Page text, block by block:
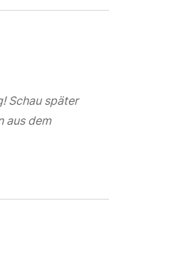
Schau später
aus dem